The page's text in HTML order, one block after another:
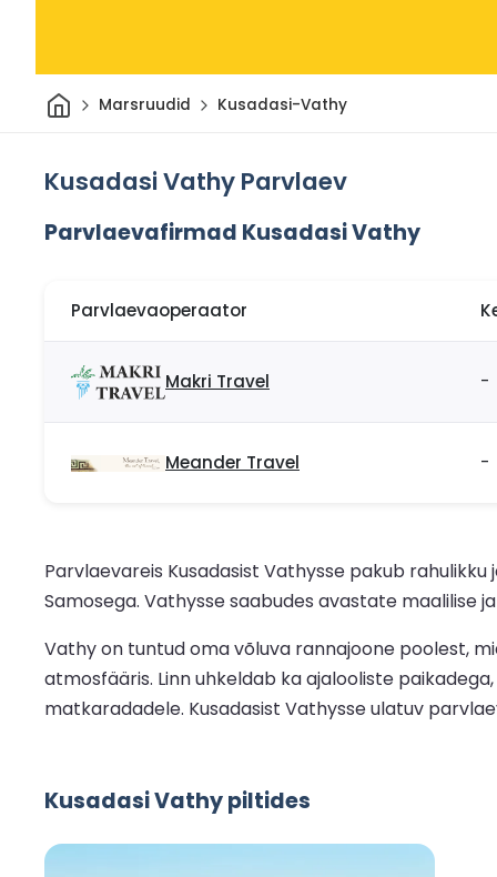
Avaleht
Marsruudid Kusadasi-Vathy
Kusadasi Vathy Parvlaev
Parvlaevafirmad Kusadasi Vathy
Parvlaevaoperaator
Makri Travel -
Meander Travel -
Parvlaevareis Kusadasist Vathysse pakub
Samosega. Vathysse saabudes avastate maalilise
Vathy on tuntud oma võluva rannajoone poolest,
atmosfääris. Linn uhkeldab ka ajalooliste
matkaradadele. Kusadasist Vathysse ulatuv
Kusadasi Vathy piltides